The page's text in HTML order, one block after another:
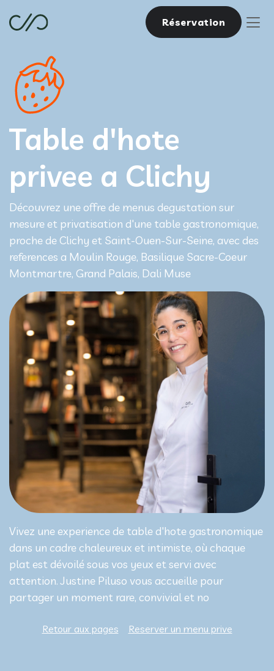
Réservation
Table d'hote
privee a Clichy
Découvrez une offre de menus degustation sur
mesure et privatisation d'une table gastronomique,
proche de Clichy et Saint-Ouen-Sur-Seine, avec des
references a Moulin Rouge, Basilique Sacre-Coeur
Montmartre, Grand Palais, Dali Muse
Vivez une experience de table d'hote gastronomique
dans un cadre chaleureux et intimiste, où chaque
plat est dévoilé sous vos yeux et servi avec
attention. Justine Piluso vous accueille pour
partager un moment rare, convivial et no
Retour aux pages Reserver un menu prive